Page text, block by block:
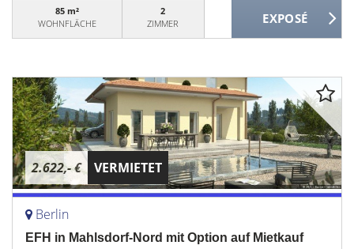
85 m²
WOHNFLÄCHE
2
ZIMMER
2.622,- € VERMIETET
Berlin
EFH in Mahlsdorf-Nord mit Option auf Mietkauf